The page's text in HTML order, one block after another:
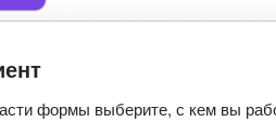
формы выберите, с кем вы